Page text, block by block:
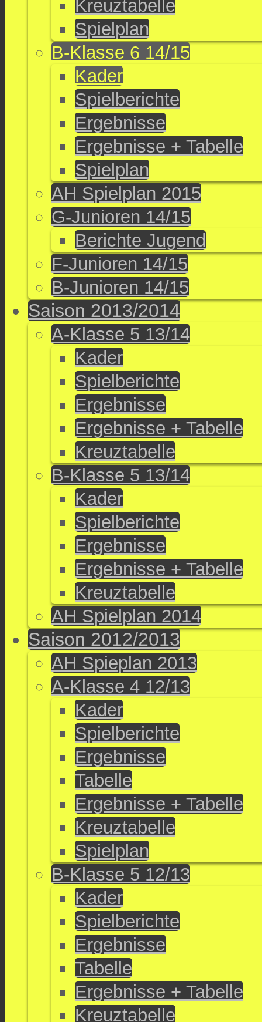
Kreuztabelle
Spielplan
B-Klasse 6 14/15
Kader
Spielberichte
Ergebnisse
Ergebnisse + Tabelle
Spielplan
AH Spielplan 2015
G-Junioren 14/15
Berichte Jugend
F-Junioren 14/15
B-Junioren 14/15
Saison 2013/2014
A-Klasse 5 13/14
Kader
Spielberichte
Ergebnisse
Ergebnisse + Tabelle
Kreuztabelle
B-Klasse 5 13/14
Kader
Spielberichte
Ergebnisse
Ergebnisse + Tabelle
Kreuztabelle
AH Spielplan 2014
Saison 2012/2013
AH Spieplan 2013
A-Klasse 4 12/13
Kader
Spielberichte
Ergebnisse
Tabelle
Ergebnisse + Tabelle
Kreuztabelle
Spielplan
B-Klasse 5 12/13
Kader
Spielberichte
Ergebnisse
Tabelle
Ergebnisse + Tabelle
Kreuztabelle